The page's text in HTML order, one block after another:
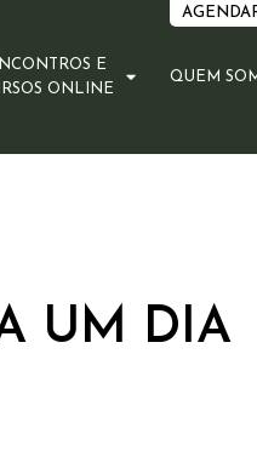
E
ONLINE
QUEM
UM DIA